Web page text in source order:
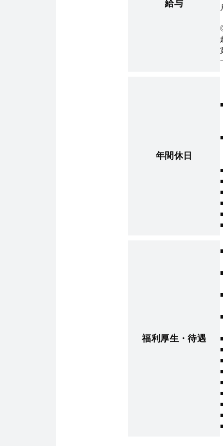
給与
年間休日
福利厚生・待遇